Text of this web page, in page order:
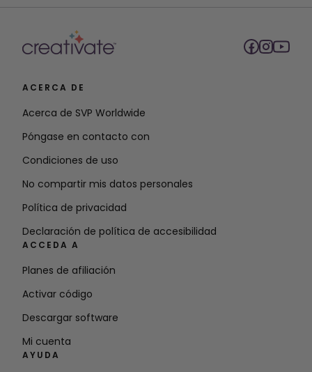
ACERCA DE
Acerca de SVP Worldwide
Póngase en contacto con
Condiciones de uso
No compartir mis datos personales
Política de privacidad
Declaración de política de accesibilidad
ACCEDA A
Planes de afiliación
Activar código
Descargar software
Mi cuenta
AYUDA